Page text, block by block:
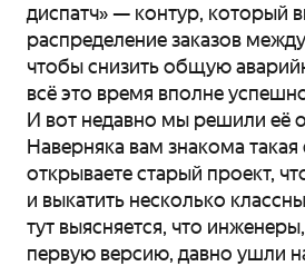
диспатч» — контур, который
распределение заказов
чтобы снизить общую
всё это время вполне
И вот недавно мы решили её
Наверняка вам знакома такая
открываете старый проект,
и выкатить несколько
тут выясняется, что
первую версию, давно ушли